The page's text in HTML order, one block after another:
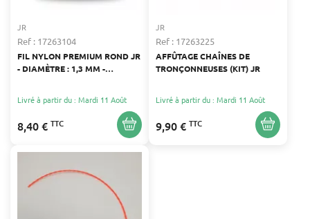
JR
Ref : 17263104
FIL NYLON PREMIUM ROND JR
- DIAMÈTRE : 1,3 MM -
Livré à partir du : Mardi 11 Août
8,40 € TTC
JR
Ref : 17263225
AFFÛTAGE CHAÎNES DE
TRONÇONNEUSES (KIT) JR
Livré à partir du : Mardi 11 Août
9,90 € TTC